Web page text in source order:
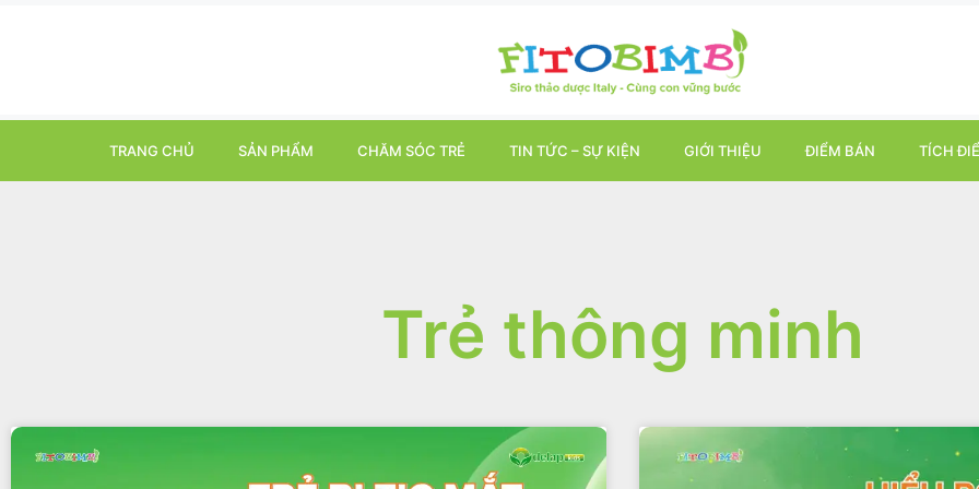
TRANG CHỦ SẢN PHẨM CHĂM SÓC TRẺ TIN TỨC – SỰ KIỆN GIỚI THIỆU ĐIỂM BÁN TÍCH
Trẻ thông minh